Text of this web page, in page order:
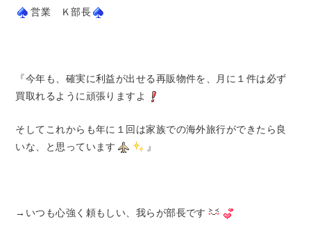
営業 Ｋ部長
『今年も、確実に利益が出せる再販物件を、月に１件は必ず
買取れるように頑張りますよ
そしてこれからも年に１回は家族での海外旅行ができたら良
いな、と思っています
』
→いつも心強く頼もしい、我らが部長です